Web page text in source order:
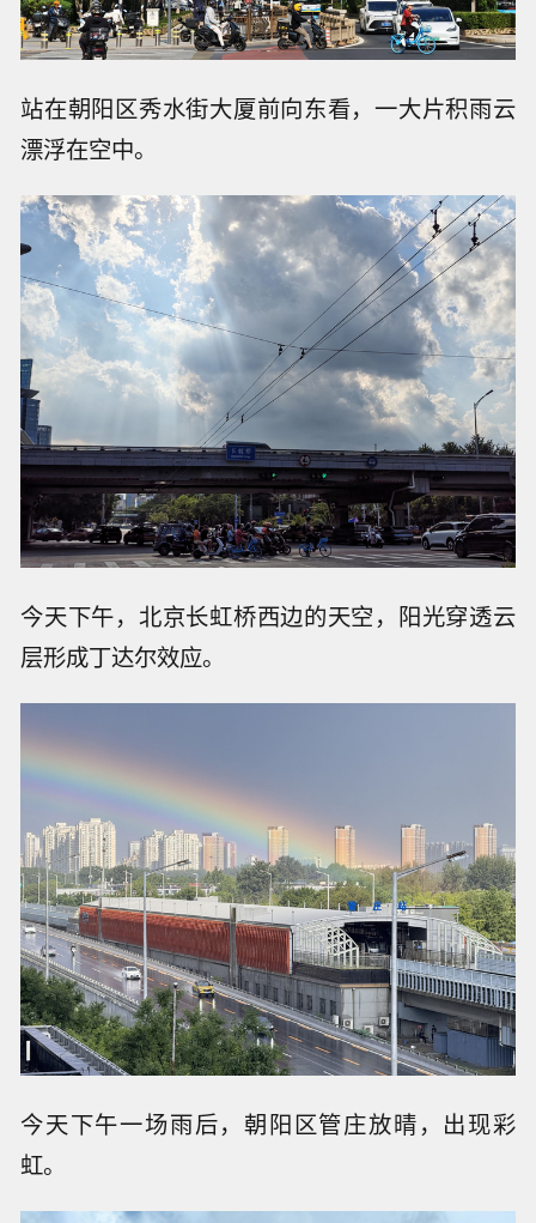
站在朝阳区秀水街大厦前向东看，一大片积雨云
漂浮在空中。
今天下午，北京长虹桥西边的天空，阳光穿透云
层形成丁达尔效应。
今天下午一场雨后，朝阳区管庄放晴，出现彩
虹。